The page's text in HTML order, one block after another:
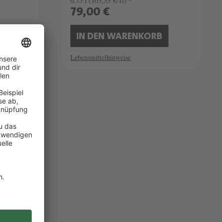
79,00 €
IN DEN WARENKORB
Lebensmittelhinweise